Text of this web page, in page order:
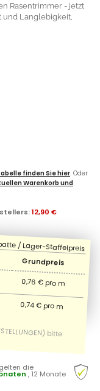
Rasentrimmer - jetzt
und Langlebigkeit,
finden Sie hier. Oder
Warenkorb und
:12,90 €
Grundpreis
0,76 € pro m
0,74 € pro m
gelten die
, 12 Monate